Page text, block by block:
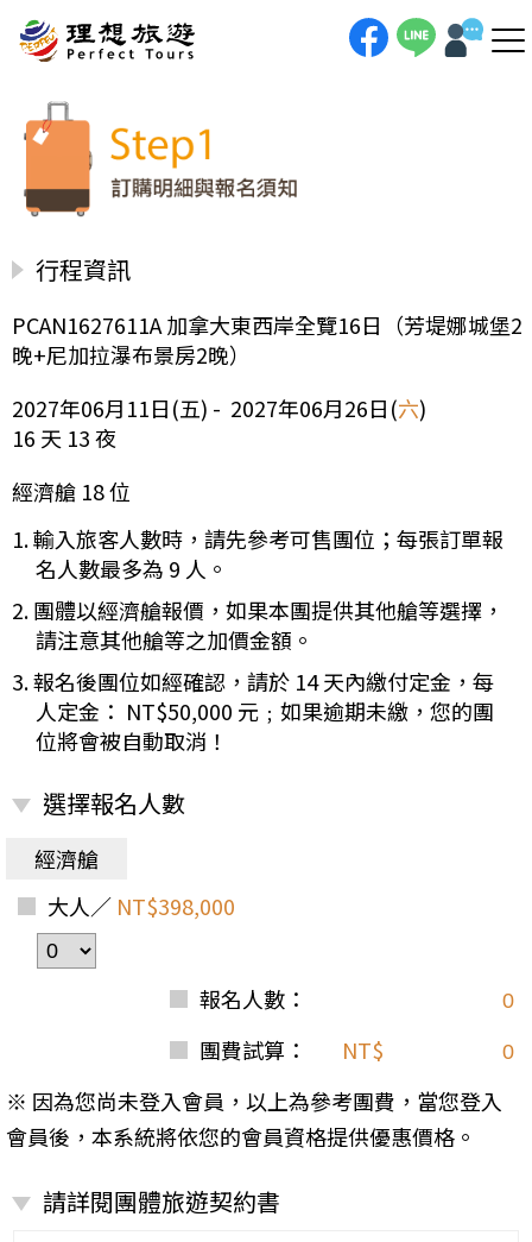
行程資訊
PCAN1627611A 加拿大東西岸全覽16日（芳堤娜城堡2
晚+尼加拉瀑布景房2晚）
2027年06月11日(五) - 2027年06月26日(六)
16 天 13 夜
經濟艙 18 位
1. 輸入旅客人數時，請先參考可售團位；每張訂單報
名人數最多為 9 人。
2. 團體以經濟艙報價，如果本團提供其他艙等選擇，
請注意其他艙等之加價金額。
3. 報名後團位如經確認，請於 14 天內繳付定金，每
人定金： NT$50,000 元﹔如果逾期未繳，您的團
位將會被自動取消！
選擇報名人數
經濟艙
大人／ NT$398,000
報名人數：
團費試算：
NT$
※ 因為您尚未登入會員，以上為參考團費，當您登入
會員後，本系統將依您的會員資格提供優惠價格。
請詳閱團體旅遊契約書